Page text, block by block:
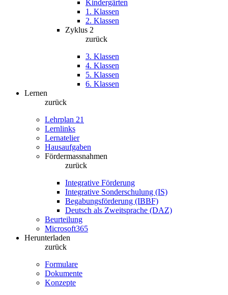
Kindergärten
1. Klassen
2. Klassen
Zyklus 2
zurück
3. Klassen
4. Klassen
5. Klassen
6. Klassen
Lernen
zurück
Lehrplan 21
Lernlinks
Lernatelier
Hausaufgaben
Fördermassnahmen
zurück
Integrative Förderung
Integrative Sonderschulung (IS)
Begabungsförderung (IBBF)
Deutsch als Zweitsprache (DAZ)
Beurteilung
Microsoft365
Herunterladen
zurück
Formulare
Dokumente
Konzepte